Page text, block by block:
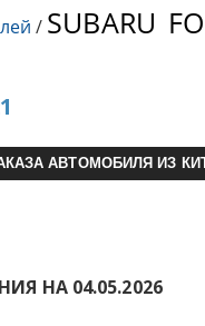
/ SUBARU
АВТОМОБИЛЯ ИЗ
НА 04.05.2026